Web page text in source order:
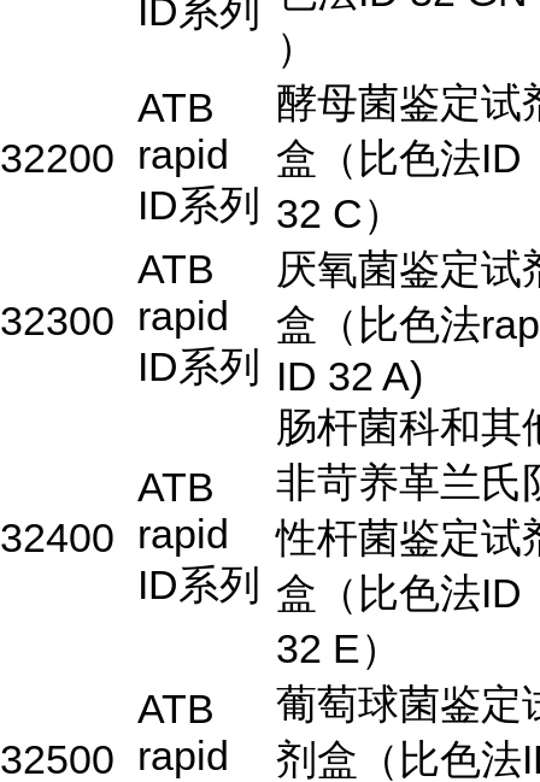
ID系列
）
32200
ATB
rapid
ID系列
酵母菌鉴定试
盒（比色法ID
32 C）
32300
ATB
rapid
ID系列
厌氧菌鉴定试
盒（比色法
ID 32 A)
32400
ATB
rapid
ID系列
肠杆菌科和其
非苛养革兰氏
性杆菌鉴定试
盒（比色法ID
32 E）
32500
ATB
rapid
葡萄球菌鉴定
剂盒（比色法